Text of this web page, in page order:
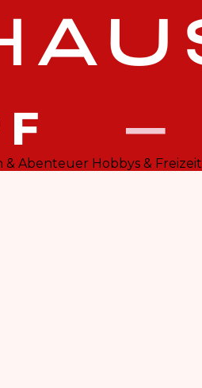
& Abenteuer Hobbys & Freizeit